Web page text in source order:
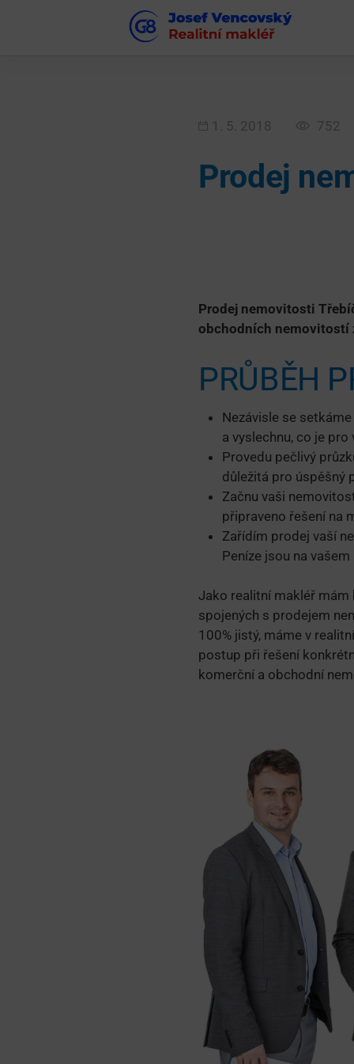
1. 5. 2018 752
Prodej
Prodej nemovitosti
obchodních nemovitostí
PRŮBĚH
Nezávisle se
a vyslechnu, co je
Provedu pečlivý
důležitá pro úspěšný
Začnu vaši
připraveno řešení na
Zařídím prodej vaší
Peníze jsou na vašem
Jako realitní makléř
spojených s prodejem
100% jistý, máme v
postup při řešení
komerční a obchodní